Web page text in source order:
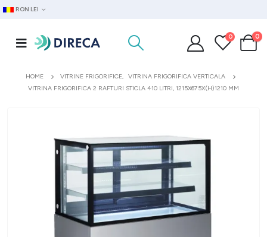
RON LEI
0 0
HOME VITRINE FRIGORIFICE,
VITRINA FRIGORIFICA VERTICALA
VITRINA FRIGORIFICA 2 RAFTURI STICLA 410 LITRI, 1215X675X(H)1210 MM